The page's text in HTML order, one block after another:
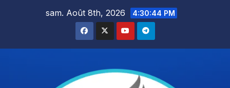
sam. Août 8th, 2026 4:30:46 PM